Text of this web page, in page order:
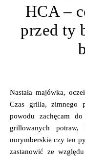
HCA –
przed ty
Nastała majówka, oczekiwany przez niemal wszystkich okres.
Czas grilla, zimnego
powodu zachęcam
grillowanych potraw,
norymberskie czy ten
zastanowić ze